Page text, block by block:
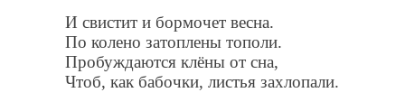
И свистит и бормочет весна.
По колено затоплены тополи.
Пробуждаются клёны от сна,
Чтоб, как бабочки, листья захлопали.